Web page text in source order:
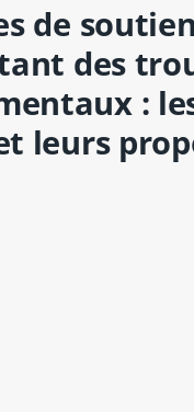
de
des
:
leurs